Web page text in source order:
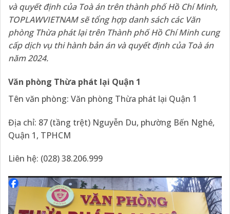
và quyết định của Toà án trên thành phố Hồ Chí Minh,
TOPLAWVIETNAM sẽ tổng hợp danh sách các Văn
phòng Thừa phát lại trên Thành phố Hồ Chí Minhcung
cấp dịch vụ thi hành bản án và quyết định của Toà án
năm 2024.
Văn phòng Thừa phát lại Quận 1
Tên văn phòng: Văn phòng Thừa phát lại Quận 1
Địa chỉ: 87 (tầng trệt) Nguyễn Du, phường Bến Nghé,
Quận 1, TPHCM
Liên hệ: (028) 38.206.999